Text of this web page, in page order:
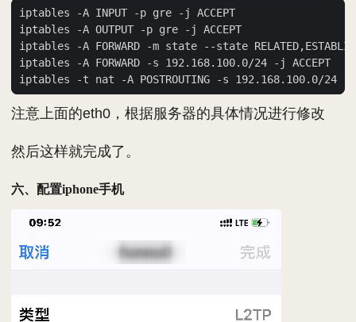
注意上面的eth0，根据服务器的具体情况进行修改
然后这样就完成了。
六、配置iphone手机